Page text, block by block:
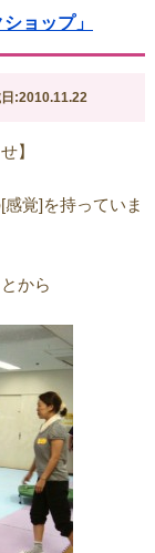
ョップ」
:2010.11.22
】
覚]を持っていま
から